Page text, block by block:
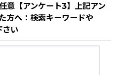
意【アンケート3】上記アン
方へ：検索キーワードや
さい